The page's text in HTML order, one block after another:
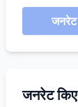
जनरेट
जनरेट किए